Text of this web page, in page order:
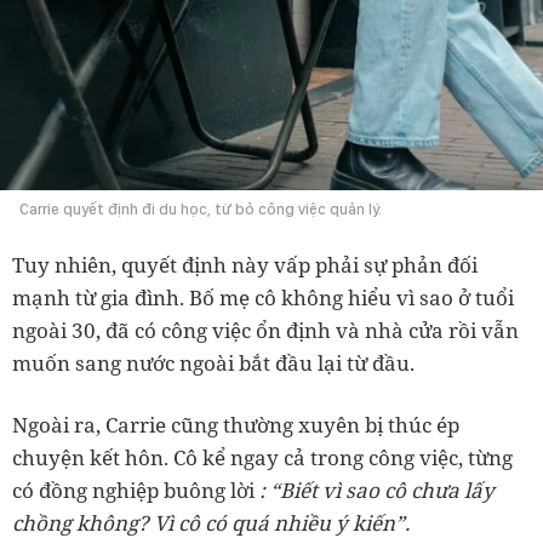
Carrie quyết định đi du học, từ bỏ công việc quản lý.
Tuy nhiên, quyết định này vấp phải sự phản đối
mạnh từ gia đình. Bố mẹ cô không hiểu vì sao ở tuổi
ngoài 30, đã có công việc ổn định và nhà cửa rồi vẫn
muốn sang nước ngoài bắt đầu lại từ đầu.
Ngoài ra, Carrie cũng thường xuyên bị thúc ép
chuyện kết hôn. Cô kể ngay cả trong công việc, từng
có đồng nghiệp buông lời: “Biết vì sao cô chưa lấy
chồng không? Vì cô có quá nhiều ý kiến”.